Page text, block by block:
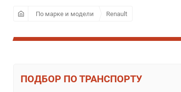
По марке и модели Renault
ПО ТРАНСПОРТУ